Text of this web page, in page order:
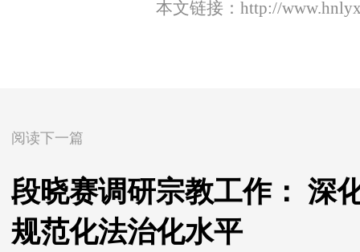
本文链接： http://
阅读下一篇
段晓赛调研宗教工作： 深
规范化法治化水平